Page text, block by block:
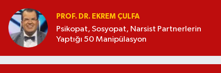
PROF. DR. EKREM ÇULFA
Psikopat, Sosyopat, Narsist Partnerlerin
Yaptığı 50 Manipülasyon